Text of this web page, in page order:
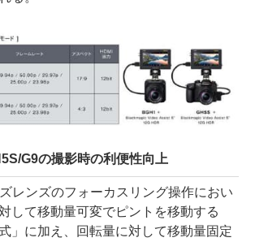
G9の撮影時の利便性向上
レンズのフォーカスリング操作におい
して移動量可変でピントを移動する
」に加え、回転量に対して移動量固定